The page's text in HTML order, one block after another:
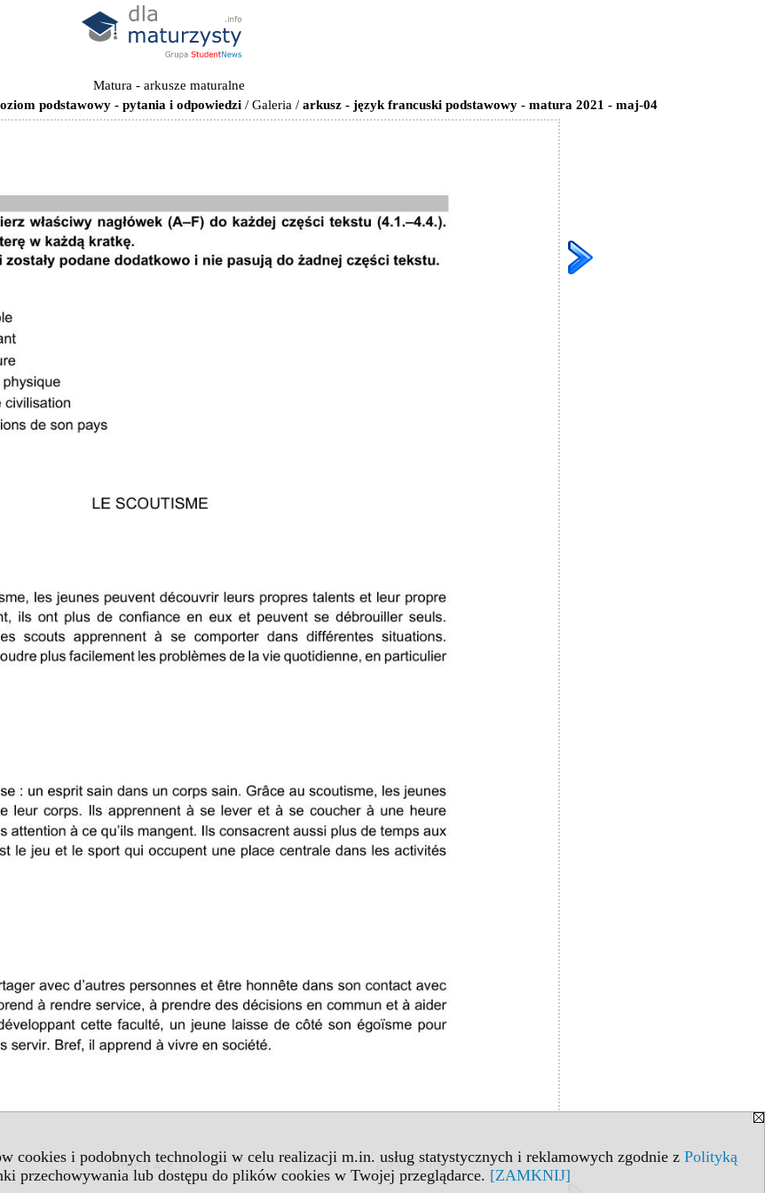
cookies i podobnych technologii w celu realizacji m.in. usług statystycznych i reklamowych zgodnie z Polityką
przechowywania lub dostępu do plików cookies w Twojej przeglądarce. [ZAMKNIJ]
Matura - arkusze maturalne
podstawowy - pytania i odpowiedzi/ Galeria / arkusz - język francuski podstawowy - matura 2021 - maj-04